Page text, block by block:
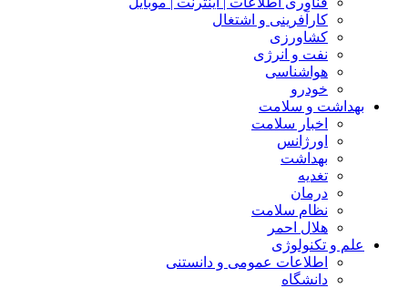
کارآفرینی و اشتغال
کشاورزی
نفت و انرژی
هواشناسی
خودرو
بهداشت و سلامت
اخبار سلامت
اورژانس
بهداشت
تغدیه
درمان
نظام سلامت
هلال احمر
علم و تکنولوژی
اطلاعات عمومی و دانستنی
دانشگاه